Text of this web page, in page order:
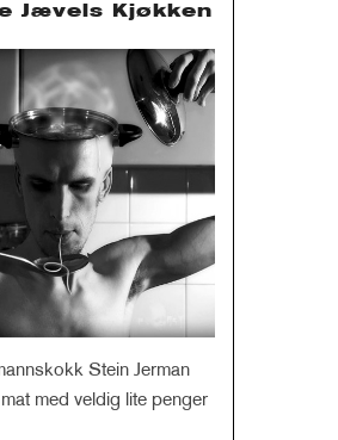
Jævels Kjøkken
Stein Jerman
med veldig lite penger